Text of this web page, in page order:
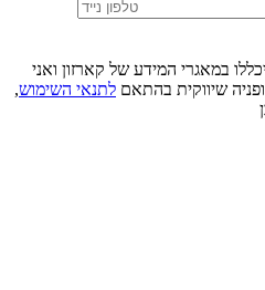
במאגרי המידע של קארזון ואני
שיווקית בהתאם לתנאי השימוש,